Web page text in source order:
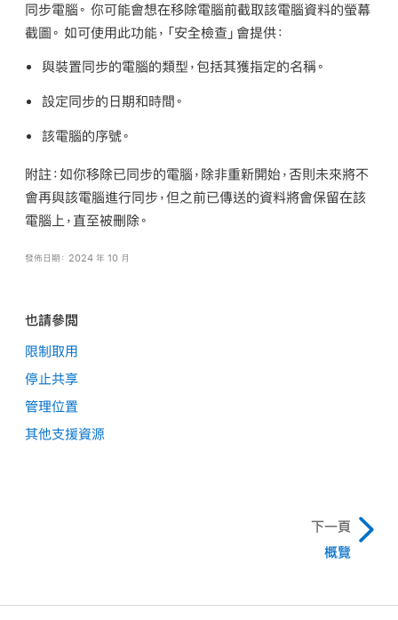
同步電腦。 你可能會想在移除電腦前截取該電腦資料的螢幕
截圖。 如可使用此功能，「安全檢查」會提供：
與裝置同步的電腦的類型，包括其獲指定的名稱。
設定同步的日期和時間。
該電腦的序號。
附註：如你移除已同步的電腦，除非重新開始，否則未來將不
會再與該電腦進行同步，但之前已傳送的資料將會保留在該
電腦上，直至被刪除。
發佈日期： 2024 年 10 月
也請參閲
限制取用
停止共享
管理位置
其他支援資源
下一頁
概覽